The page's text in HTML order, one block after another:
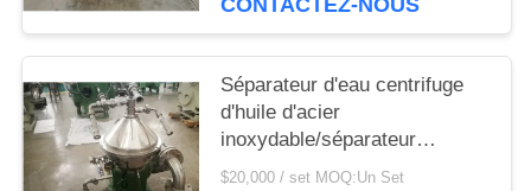
Séparateur d'eau centrifuge
d'huile d'acier
inoxydable/séparateur
centrifuge continu
$20,000 / set MOQ:Un Set